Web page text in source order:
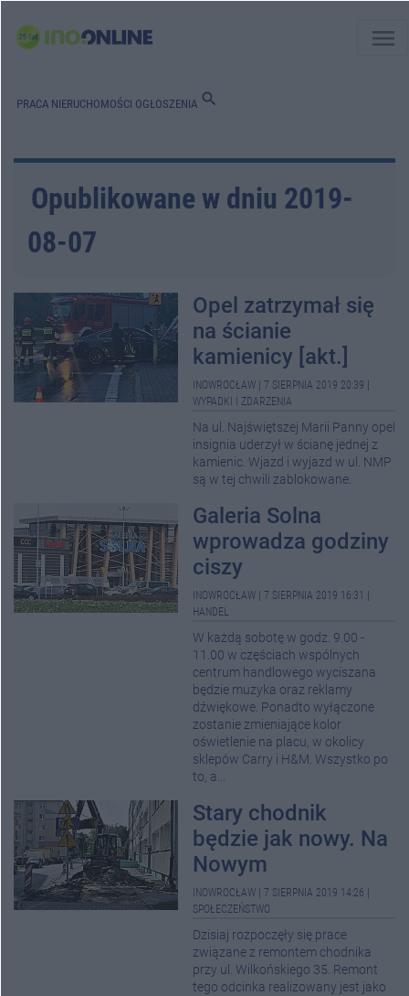
menu
PRACA NIERUCHOMOŚCI OGŁOSZENIA search
Opublikowane w dniu 2019-
08-07
Opel zatrzymał się
na ścianie
kamienicy [akt.]
INOWROCŁAW 7 SIERPNIA 2019 20:39
WYPADKI I ZDARZENIA
Na ul. Najświętszej Marii Panny opel
insignia uderzył w ścianę jednej z
kamienic. Wjazd i wyjazd w ul. NMP
są w tej chwili zablokowane.
Galeria Solna
wprowadza godziny
ciszy
INOWROCŁAW 7 SIERPNIA 2019 16:31
HANDEL
W każdą sobotę w godz. 9.00 -
11.00 w częściach wspólnych
centrum handlowego wyciszana
będzie muzyka oraz reklamy
dźwiękowe. Ponadto wyłączone
zostanie zmieniające kolor
oświetlenie na placu, w okolicy
sklepów Carry i H&M. Wszystko po
to, a...
Stary chodnik
będzie jak nowy. Na
Nowym
INOWROCŁAW 7 SIERPNIA 2019 14:26
SPOŁECZEŃSTWO
Dzisiaj rozpoczęły się prace
związane z remontem chodnika
przy ul. Wilkońskiego 35. Remont
tego odcinka realizowany jest jako